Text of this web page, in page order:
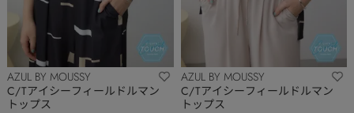
AZUL BY MOUSSY
C/Tアイシーフィールドルマン
トップス
AZUL BY MOUSSY
C/Tアイシーフィールドルマン
トップス